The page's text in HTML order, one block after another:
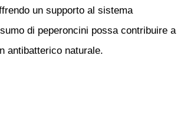
un supporto al sistema
di peperoncini possa contribuire a
antibatterico naturale.